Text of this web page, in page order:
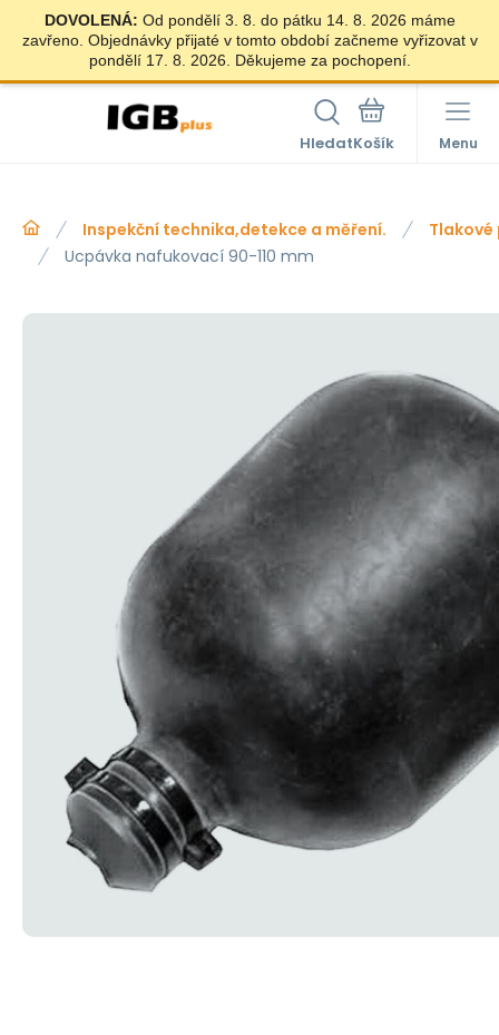
DOVOLENÁ: Od pondělí 3. 8. do pátku 14. 8. 2026 máme
zavřeno. Objednávky přijaté v tomto období začneme vyřizovat v
pondělí 17. 8. 2026. Děkujeme za pochopení.
Hledat Menu
Inspekční technika,detekce a měření.
Tlakové
Ucpávka nafukovací 90-110 mm